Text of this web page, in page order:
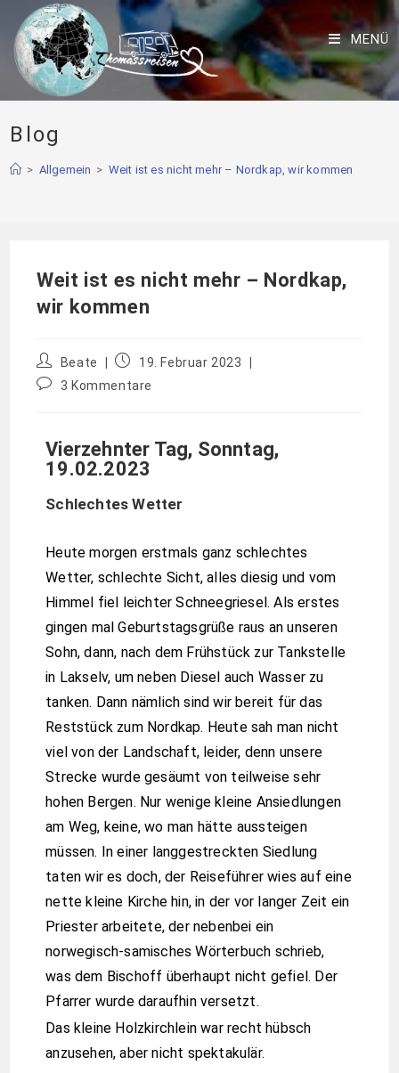
MENÜ
Blog
> Allgemein > Weit ist es nicht mehr – Nordkap, wir kommen
Weit ist es nicht mehr – Nordkap,
wir kommen
Beate
19. Februar 2023
3 Kommentare
Vierzehnter Tag, Sonntag,
19.02.2023
Schlechtes Wetter
Heute morgen erstmals ganz schlechtes
Wetter, schlechte Sicht, alles diesig und vom
Himmel fiel leichter Schneegriesel. Als erstes
gingen mal Geburtstagsgrüße raus an unseren
Sohn, dann, nach dem Frühstück zur Tankstelle
in Lakselv, um neben Diesel auch Wasser zu
tanken. Dann nämlich sind wir bereit für das
Reststück zum Nordkap. Heute sah man nicht
viel von der Landschaft, leider, denn unsere
Strecke wurde gesäumt von teilweise sehr
hohen Bergen. Nur wenige kleine Ansiedlungen
am Weg, keine, wo man hätte aussteigen
müssen. In einer langgestreckten Siedlung
taten wir es doch, der Reiseführer wies auf eine
nette kleine Kirche hin, in der vor langer Zeit ein
Priester arbeitete, der nebenbei ein
norwegisch-samisches Wörterbuch schrieb,
was dem Bischoff überhaupt nicht gefiel. Der
Pfarrer wurde daraufhin versetzt.
Das kleine Holzkirchlein war recht hübsch
anzusehen, aber nicht spektakulär.